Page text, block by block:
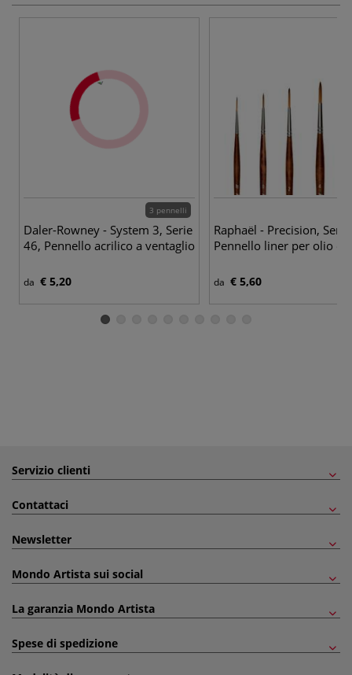
3 pennelli
Daler-Rowney - System 3, Serie
46, Pennello acrilico a ventaglio
da € 5,20
Raphaël - Precision,
Pennello liner per olio e
da € 5,60
Servizio clienti
Contattaci
Newsletter
Mondo Artista sui social
La garanzia Mondo Artista
Spese di spedizione